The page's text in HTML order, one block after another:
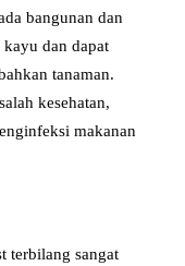
bangunan dan
dan dapat
tanaman.
kesehatan,
makanan
terbilang sangat